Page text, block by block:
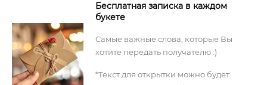
Бесплатная записка в каждом
букете
Самые важные слова, которые Вы
хотите передать получателю :)
*Текст для открытки можно будет